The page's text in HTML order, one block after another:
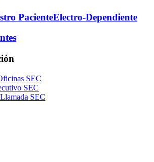
PacienteElectro-Dependiente
SEC
SEC
SEC